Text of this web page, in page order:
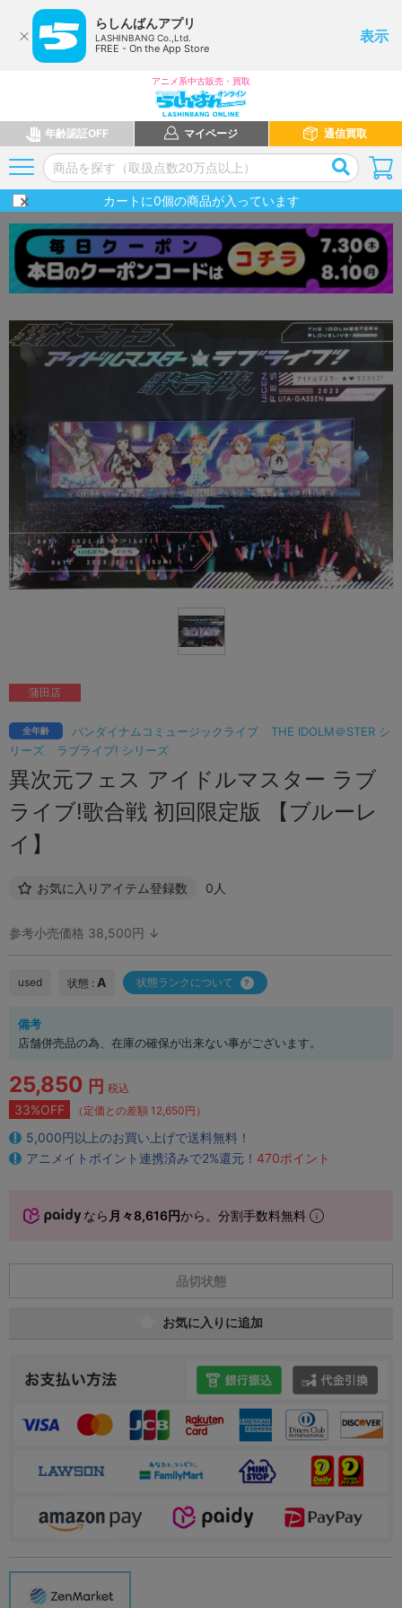
らしんばんアプリ
LASHINBANG Co.,Ltd.
FREE - On the App Store
表示
アニメ系中古販売・買取
年齢認証OFF マイページ 通信買取
カートに0個の商品が入っています
バンダイナムコミュージックライブ
THE IDOLM＠STER シ
リーズ
ラブライブ! シリーズ
全年齢
異次元フェス アイドルマスター ラブ
ライブ!歌合戦 初回限定版 【ブルーレ
イ】
お気に入りアイテム登録数 0人
蒲田店
参考小売価格 38,500円 ↓
used 状態 : A 状態ランクについて
備考
店舗併売品の為、在庫の確保が出来ない事がございます。
25,850 円 税込
33%OFF （定価との差額 12,650円）
5,000円以上のお買い上げで送料無料！
アニメイトポイント連携済みで2%還元！ 470ポイント
なら 月々8,616円から。分割手数料無料
品切状態
お気に入りに追加